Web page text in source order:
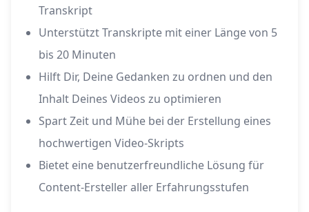
Transkript
Unterstützt Transkripte mit einer Länge von 5
bis 20 Minuten
Hilft Dir, Deine Gedanken zu ordnen und den
Inhalt Deines Videos zu optimieren
Spart Zeit und Mühe bei der Erstellung eines
hochwertigen Video-Skripts
Bietet eine benutzerfreundliche Lösung für
Content-Ersteller aller Erfahrungsstufen